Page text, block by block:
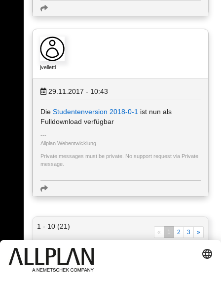
jvelletti
29.11.2017 - 10:43
Die Studentenversion 2018-0-1 ist nun als
Fulldownload verfügbar
Allplan Webentwicklung
Private messages must be private. No support request via Private
message.
1 - 10 (21)
« 1 2 3 »